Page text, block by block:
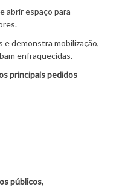
abrir espaço para
demonstra mobilização,
enfraquecidas.
principais pedidos
públicos,